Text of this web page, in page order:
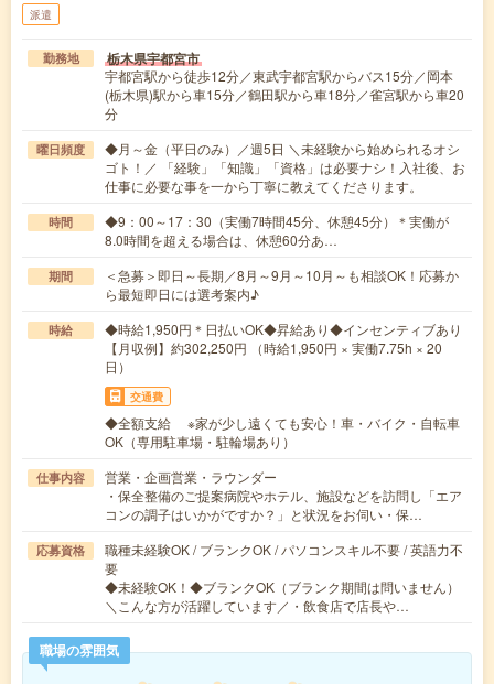
派遣
勤務地 栃木県宇都宮市
宇都宮駅から徒歩12分／東武宇都宮駅からバス15分／岡本
(栃木県)駅から車15分／鶴田駅から車18分／雀宮駅から車20
分
曜日頻度
◆月～金（平日のみ）／週5日 ＼未経験から始められるオシ
ゴト！／ 「経験」「知識」「資格」は必要ナシ！入社後、お
仕事に必要な事を一から丁寧に教えてくださります。
時間
◆9：00～17：30（実働7時間45分、休憩45分）＊実働が
8.0時間を超える場合は、休憩60分あ…
期間
＜急募＞即日～長期／8月～9月～10月～も相談OK！応募か
ら最短即日には選考案内♪
時給
◆時給1,950円＊日払いOK◆昇給あり◆インセンティブあり
【月収例】約302,250円 （時給1,950円 × 実働7.75h × 20
日）
交通費
◆全額支給 ※家が少し遠くても安心！車・バイク・自転車
OK（専用駐車場・駐輪場あり）
仕事内容
営業・企画営業・ラウンダー
・保全整備のご提案病院やホテル、施設などを訪問し「エア
コンの調子はいかがですか？」と状況をお伺い・保…
応募資格
職種未経験OK / ブランクOK / パソコンスキル不要 / 英語力不
要
◆未経験OK！◆ブランクOK（ブランク期間は問いません）
＼こんな方が活躍しています／・飲食店で店長や…
職場の雰囲気